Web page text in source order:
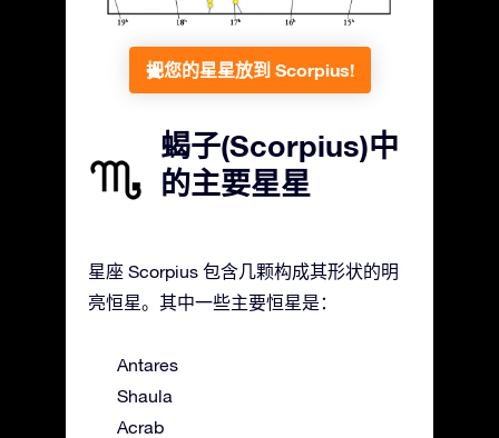
把您的星星放到 Scorpius!
蝎子(Scorpius)中
的主要星星
星座 Scorpius 包含几颗构成其形状的明
亮恒星。其中一些主要恒星是：
Antares
Shaula
Acrab